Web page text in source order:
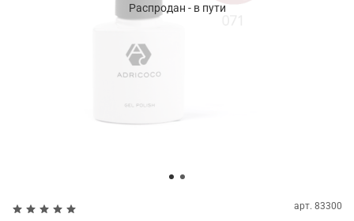
Распродан - в пути
арт. 83300